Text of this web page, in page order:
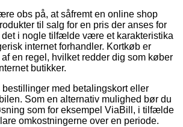
obs på, at såfremt en online shop
til salg for en pris der anses for
det i nogle tilfælde være et karakteristika
internet forhandler. Kortkøb er
en regel, hvilket redder dig som køber
butikker.
med betalingskort eller
Som en alternativ mulighed bør du
som for eksempel ViaBill, i tilfælde
omkostningerne over en periode.